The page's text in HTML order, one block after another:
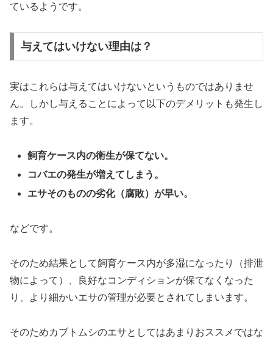
ているようです。
与えてはいけない理由は？
実はこれらは与えてはいけないというものではありませ
ん。しかし与えることによって以下のデメリットも発生し
ます。
飼育ケース内の衛生が保てない。
コバエの発生が増えてしまう。
エサそのものの劣化（腐敗）が早い。
などです。
そのため結果として飼育ケース内が多湿になったり（排泄
物によって）、良好なコンディションが保てなくなった
り、より細かいエサの管理が必要とされてしまいます。
そのためカブトムシのエサとしてはあまりおススメではな